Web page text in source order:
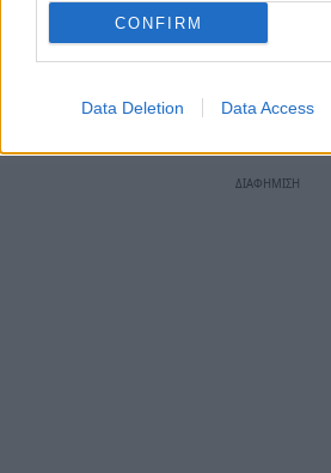
CONFIRM
Data Deletion Data Access
».